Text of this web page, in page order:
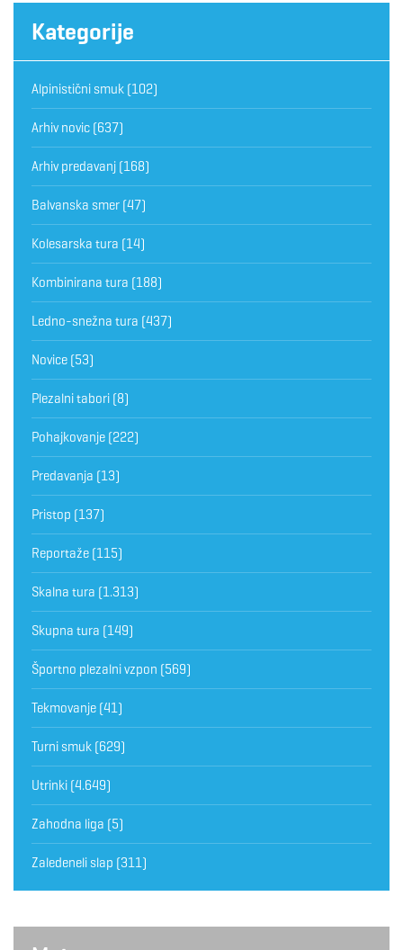
Kategorije
Alpinistični smuk (102)
Arhiv novic (637)
Arhiv predavanj (168)
Balvanska smer (47)
Kolesarska tura (14)
Kombinirana tura (188)
Ledno-snežna tura (437)
Novice (53)
Plezalni tabori (8)
Pohajkovanje (222)
Predavanja (13)
Pristop (137)
Reportaže (115)
Skalna tura (1.313)
Skupna tura (149)
Športno plezalni vzpon (569)
Tekmovanje (41)
Turni smuk (629)
Utrinki (4.649)
Zahodna liga (5)
Zaledeneli slap (311)